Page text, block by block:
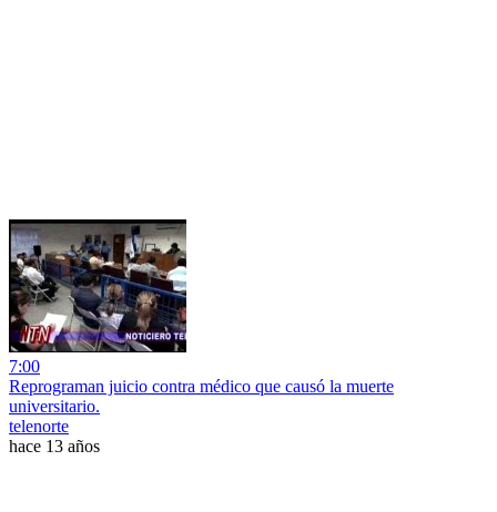
7:00
Reprograman juicio contra médico que causó la muerte
universitario.
telenorte
hace 13 años